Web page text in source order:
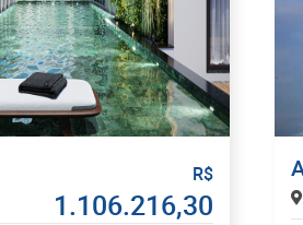
R$
1.106.216,30